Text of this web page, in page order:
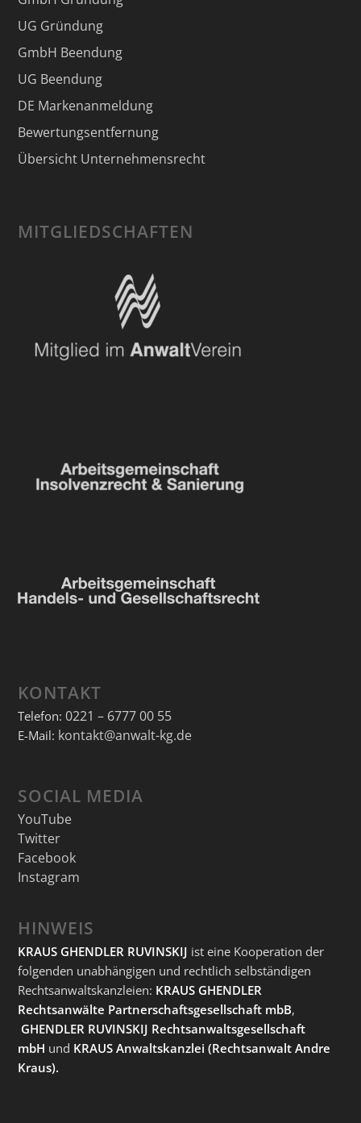
UG Gründung
GmbH Beendung
UG Beendung
DE Markenanmeldung
Bewertungsentfernung
Übersicht Unternehmensrecht
MITGLIEDSCHAFTEN
KONTAKT
Telefon: 0221 – 6777 00 55
E-Mail: kontakt@anwalt-kg.de
SOCIAL MEDIA
YouTube
Twitter
Facebook
Instagram
HINWEIS
KRAUS GHENDLER RUVINSKIJ ist eine Kooperation der
folgenden unabhängigen und rechtlich selbständigen
Rechtsanwaltskanzleien: KRAUS GHENDLER
Rechtsanwälte Partnerschaftsgesellschaft mbB,
GHENDLER RUVINSKIJ Rechtsanwaltsgesellschaft
mbH und KRAUS Anwaltskanzlei (Rechtsanwalt Andre
Kraus).